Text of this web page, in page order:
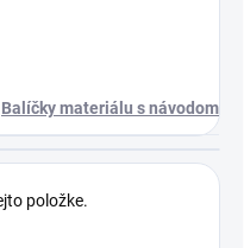
Balíčky materiálu s návodom
položke.